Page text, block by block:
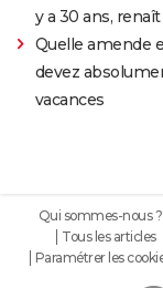
y a 30 ans,
Quelle amende
devez
vacances
Qui sommes-nous ?
Tous les articles
Paramétrer les